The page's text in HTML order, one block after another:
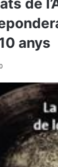
de
anys